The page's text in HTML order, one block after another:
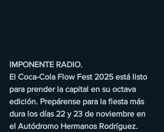
IMPONENTE RADIO.
El Coca-Cola Flow Fest 2025 está listo
para prender la capital en su octava
edición. Prepárense para la fiesta más
dura los días 22 y 23 de noviembre en
el Autódromo Hermanos Rodríguez.